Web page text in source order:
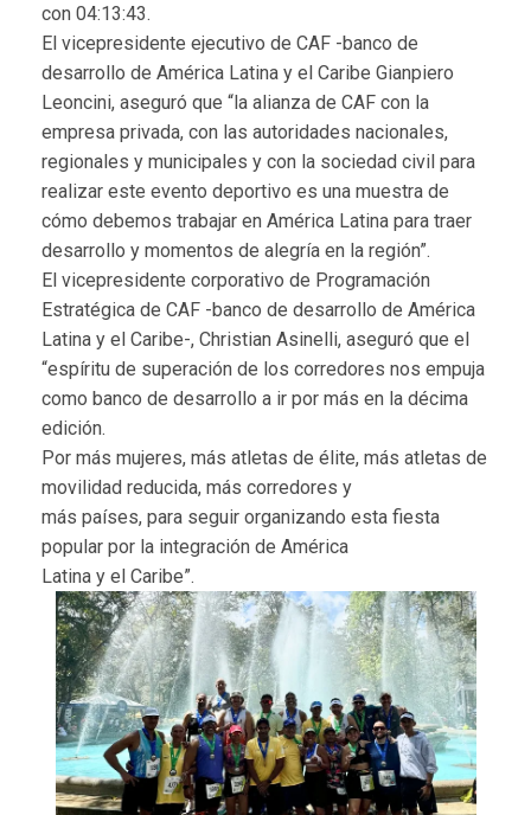
con 04:13:43.
El vicepresidente ejecutivo de CAF -banco de
desarrollo de América Latina y el Caribe Gianpiero
Leoncini, aseguró que “la alianza de CAF con la
empresa privada, con las autoridades nacionales,
regionales y municipales y con la sociedad civil para
realizar este evento deportivo es una muestra de
cómo debemos trabajar en América Latina para traer
desarrollo y momentos de alegría en la región”.
El vicepresidente corporativo de Programación
Estratégica de CAF -banco de desarrollo de América
Latina y el Caribe-, Christian Asinelli, aseguró que el
“espíritu de superación de los corredores nos empuja
como banco de desarrollo a ir por más en la décima
edición.
Por más mujeres, más atletas de élite, más atletas de
movilidad reducida, más corredores y
más países, para seguir organizando esta fiesta
popular por la integración de América
Latina y el Caribe”.